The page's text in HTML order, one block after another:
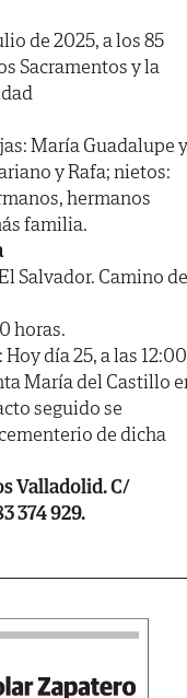
de 2025, a los 85
Sacramentos y la
María Guadalupe y
y Rafa; nietos:
hermanos
familia.
Salvador. Camino
horas.
Hoy día 25, a las 12:00
María del Castillo
seguido se
de dicha
Valladolid. C/
374 929.